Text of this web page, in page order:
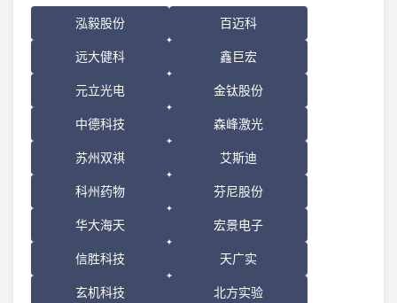
泓毅股份 百迈科
远大健科 鑫巨宏
元立光电 金钛股份
中德科技 森峰激光
苏州双祺 艾斯迪
科州药物 芬尼股份
华大海天 宏景电子
信胜科技 天广实
玄机科技 北方实验